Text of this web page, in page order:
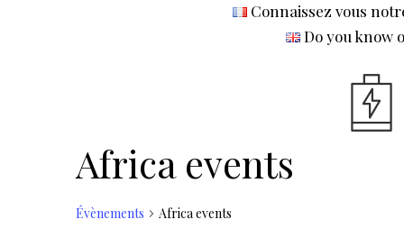
Connaissez vous
Do you know
Africa events
Évènements Africa events